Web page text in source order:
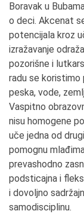
Boravak u
o deci. Akcenat
potencijala kroz
izražavanje
pozorišne i
radu se koristimo
peska, vode,
Vaspitno
nisu homogene
uče jedna od
pomognu
prevashodno
podsticajna i
i dovoljno
samodisciplinu.